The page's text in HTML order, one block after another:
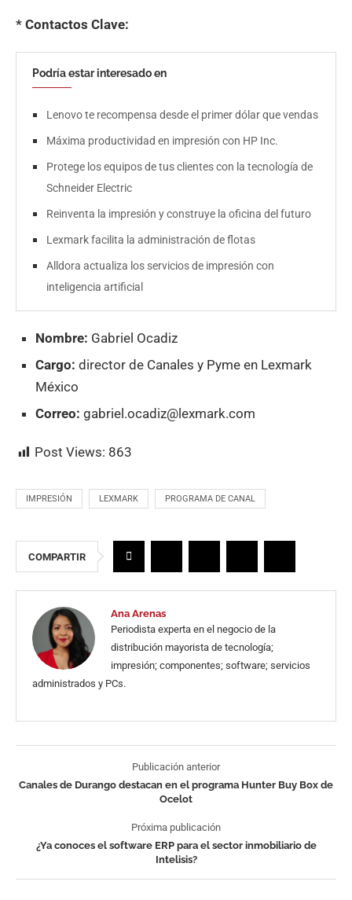
* Contactos Clave:
Podría estar interesado en
Lenovo te recompensa desde el primer dólar que vendas
Máxima productividad en impresión con HP Inc.
Protege los equipos de tus clientes con la tecnología de
Schneider Electric
Reinventa la impresión y construye la oficina del futuro
Lexmark facilita la administración de flotas
Alldora actualiza los servicios de impresión con
inteligencia artificial
Nombre: Gabriel Ocadiz
Cargo: director de Canales y Pyme en Lexmark
México
Correo: gabriel.ocadiz@lexmark.com
Post Views: 863
IMPRESIÓN LEXMARK PROGRAMA DE CANAL
COMPARTIR
Ana Arenas
Periodista experta en el negocio de la
distribución mayorista de tecnología;
impresión; componentes; software; servicios
administrados y PCs.
Publicación anterior
Canales de Durango destacan en el programa Hunter Buy Box de
Ocelot
Próxima publicación
¿Ya conoces el software ERP para el sector inmobiliario de
Intelisis?